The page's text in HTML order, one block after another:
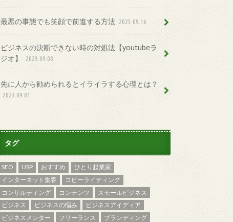
最悪の事態でも笑顔で前進する方法 2023.09.16
ビジネスの決断できない時の対処法【youtubeラ
ジオ】
2023.09.08
先に人から勧められるとイライラする心理とは？
2023.09.01
タグ
SEO USP おすすめ
ひとり起業家
インターネット集客
コピーライティング
コンサルティング
コンテンツ
スモールビジネス
ビジネス
ビジネスの悩み
ビジネスアイディア
ビジネスメンター
フリーランス
ブランディング